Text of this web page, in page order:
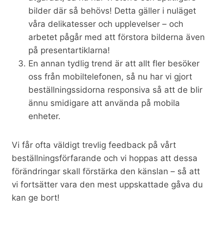
bilder där så behövs! Detta gäller i nuläget
våra delikatesser och upplevelser – och
arbetet pågår med att förstora bilderna även
på presentartiklarna!
En annan tydlig trend är att allt fler besöker
oss från mobiltelefonen, så nu har vi gjort
beställningssidorna responsiva så att de blir
ännu smidigare att använda på mobila
enheter.
Vi får ofta väldigt trevlig feedback på vårt
beställningsförfarande och vi hoppas att dessa
förändringar skall förstärka den känslan – så att
vi fortsätter vara den mest uppskattade gåva du
kan ge bort!